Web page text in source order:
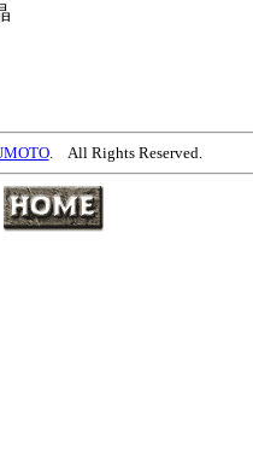
. All Rights Reserved.